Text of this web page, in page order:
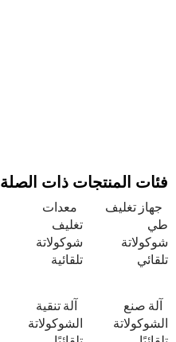
فئات المنتجات ذات الصلة
جهاز تغليف
طي
شوكولاتة
تلقائي
معدات
تغليف
شوكولاتة
تلقائية
آلة صنع
الشوكولاتة
آلة تنقية
الشوكولاتة